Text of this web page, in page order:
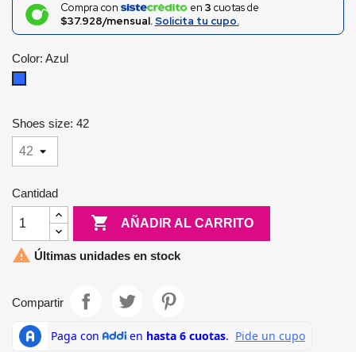
Compra con en3 cuotas de
$37.928/mensual.Solicita tu cupo.
Color: Azul
Shoes size: 42
Cantidad
 AÑADIR AL CARRITO
 Últimas unidades en stock
Compartir